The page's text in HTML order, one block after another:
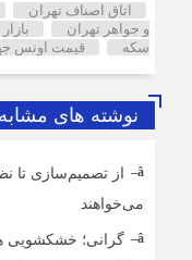
اتاق اصناف تهران
و جواهر تهران
سکه
قیمت اونس
نوشته های مشابه
از تصمیم‌سازی تا
می‌خواهند
گرانی؛ خشکشویی‌